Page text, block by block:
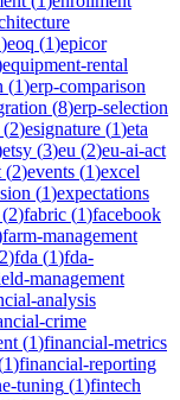
)eoq (1)epicor
equipment-rental
(1)erp-comparison
(8)erp-selection
(2)esignature (1)eta
etsy (3)eu (2)eu-ai-act
(2)events (1)excel
(1)expectations
(2)fabric (1)facebook
farm-management
2)fda (1)fda-
management
analysis
crime
(1)financial-metrics
1)financial-reporting
tuning (1)fintech